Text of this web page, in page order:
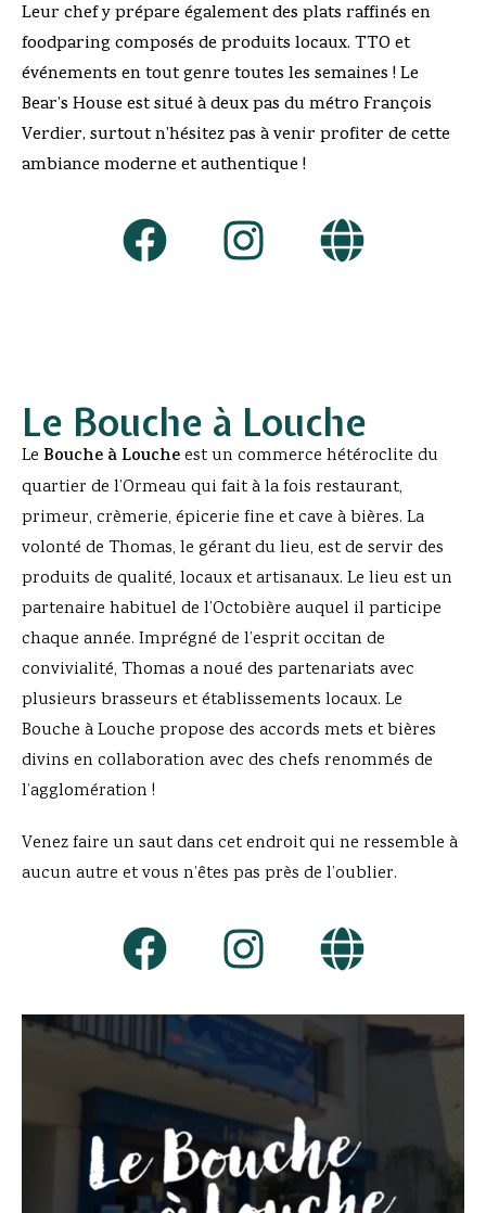
Leur chef y prépare également des plats raffinés en
foodparing composés de produits locaux. TTO et
événements en tout genre toutes les semaines ! Le
Bear’s House est situé à deux pas du métro François
Verdier, surtout n’hésitez pas à venir profiter de cette
ambiance moderne et authentique !
Le Bouche à Louche
Le Bouche à Loucheest un commerce hétéroclite du
quartier de l’Ormeau qui fait à la fois restaurant,
primeur, crèmerie, épicerie fine et cave à bières. La
volonté de Thomas, le gérant du lieu, est de servir des
produits de qualité, locaux et artisanaux. Le lieu est un
partenaire habituel de l’Octobière auquel il participe
chaque année. Imprégné de l’esprit occitan de
convivialité, Thomas a noué des partenariats avec
plusieurs brasseurs et établissements locaux. Le
Bouche à Louche propose des accords mets et bières
divins en collaboration avec des chefs renommés de
l’agglomération !
Venez faire un saut dans cet endroit qui ne ressemble à
aucun autre et vous n’êtes pas près de l’oublier.